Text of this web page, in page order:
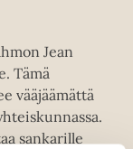
Jean
Tämä
vääjäämä­ttä
sankarille